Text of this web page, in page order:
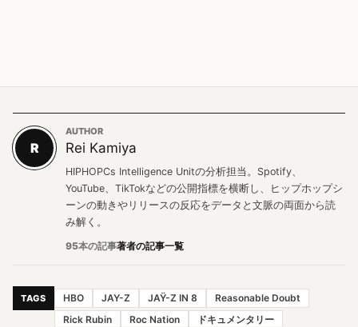
R
AUTHOR
Rei Kamiya
HIPHOPCs Intelligence Unitの分析担当。Spotify、
YouTube、TikTokなどの公開指標を横断し、ヒップホップシ
ーンの動きやリリースの反応をデータと文脈の両面から読
み解く。
95本の記事著者の記事一覧
TAGS HBO JAY-Z JAŸ-Z IN 8
Reasonable Doubt
Rick Rubin
Roc Nation ドキュメンタリー